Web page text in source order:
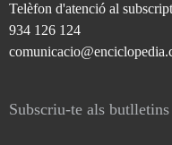
Telèfon d'atenció al
934 126 124
Subscriu-te als